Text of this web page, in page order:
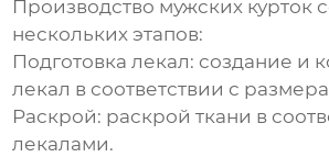
Производство мужских курток
нескольких этапов:
Подготовка лекал: создание и
лекал в соответствии с
Раскрой: раскрой ткани в
лекалами.